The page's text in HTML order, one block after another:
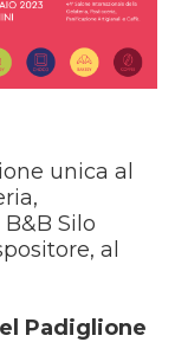
unica al
Silo
al
Padiglione